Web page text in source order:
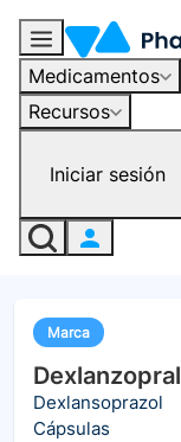
Medicamentos
Recursos
Iniciar sesión
Marca
Dexlanzopral
Dexlansoprazol
Cápsulas